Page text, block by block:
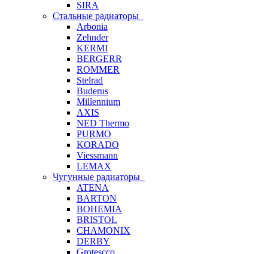
SIRA
Стальные радиаторы
Arbonia
Zehnder
KERMI
BERGERR
ROMMER
Stelrad
Buderus
Millennium
AXIS
NED Thermo
PURMO
KORADO
Viessmann
LEMAX
Чугунные радиаторы
ATENA
BARTON
BOHEMIA
BRISTOL
CHAMONIX
DERBY
Grotescco